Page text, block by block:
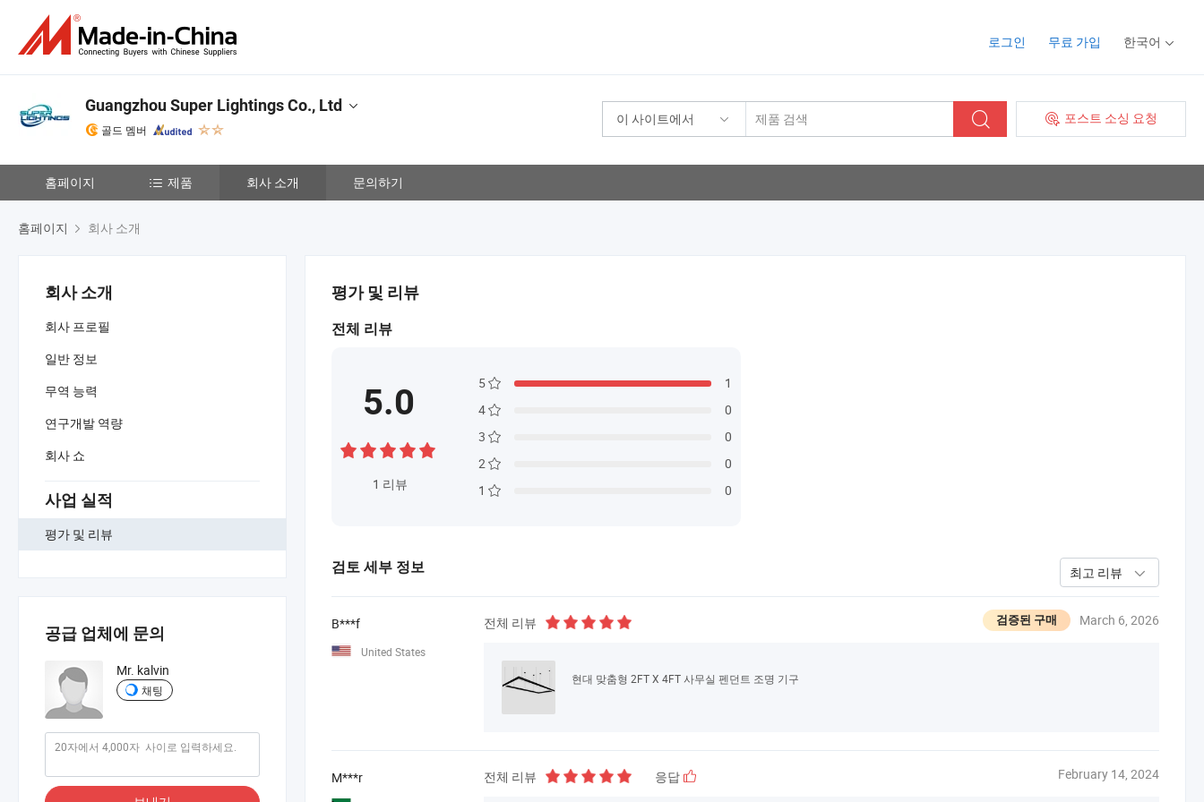
로그인 무료 가입 한국어
이 사이트에서 포스트 소싱 요청
Guangzhou Super Lightings Co., Ltd
골드 멤버
홈페이지 제품 회사 소개 문의하기
홈페이지 회사 소개
회사 소개
회사 프로필
일반 정보
무역 능력
연구개발 역량
회사 쇼
사업 실적
평가 및 리뷰
공급 업체에 문의
Mr. kalvin
채팅
평가 및 리뷰
전체 리뷰
5.0
1 리뷰
5
1
4
0
3
0
2
0
1
0
검토 세부 정보 최고 리뷰
B***f
United States
전체 리뷰 검증된 구매 March 6, 2026
현대 맞춤형 2FT X 4FT 사무실 펜던트 조명 기구
M***r 전체 리뷰 응답 February 14, 2024